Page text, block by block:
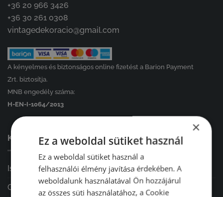
+36 20 966 3426
+36 30 261 0308
vintagedekoracio@gmail.com
A kényelmes és biztonságos online fizetést a Barion Payment
Zrt. biztosítja.
MNB engedély száma:
H-EN-I-1064/2013
KATEGÓRIÁINK ⤵
Iskolakezdés
GARÁZSVÁSÁR
×
Ez a weboldal sütiket használ
Ez a weboldal sütiket használ a
felhasználói élmény javítása érdekében. A
weboldalunk használatával Ön hozzájárul
az összes süti használatához, a Cookie